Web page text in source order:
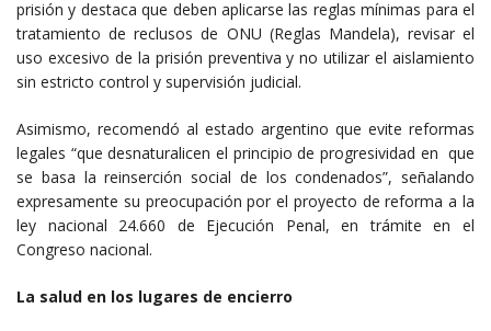
prisión y destaca que deben aplicarse las reglas mínimas para el
tratamiento de reclusos de ONU (Reglas Mandela), revisar el
uso excesivo de la prisión preventiva y no utilizar el aislamiento
sin estricto control y supervisión judicial.
Asimismo, recomendó al estado argentino que evite reformas
legales “que desnaturalicen el principio de progresividad en que
se basa la reinserción social de los condenados”, señalando
expresamente su preocupación por el proyecto de reforma a la
ley nacional 24.660 de Ejecución Penal, en trámite en el
Congreso nacional.
La salud en los lugares de encierro